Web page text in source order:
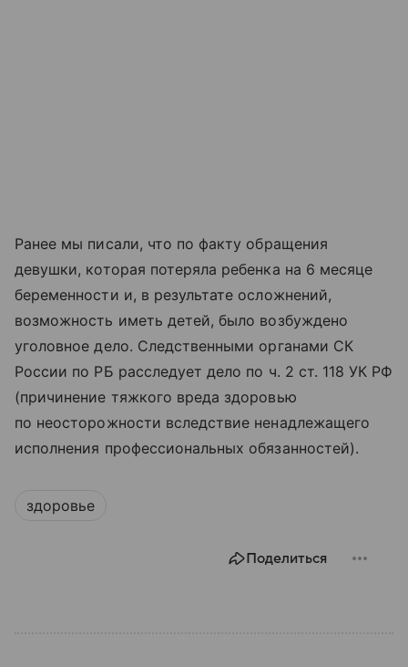
Ранее мы писали, что по факту обращения
девушки, которая потеряла ребенка на 6 месяце
беременности и, в результате осложнений,
возможность иметь детей, было возбуждено
уголовное дело. Следственными органами СК
России по РБ расследует дело по ч. 2 ст. 118 УК РФ
(причинение тяжкого вреда здоровью
по неосторожности вследствие ненадлежащего
исполнения профессиональных обязанностей).
здоровье
Поделиться